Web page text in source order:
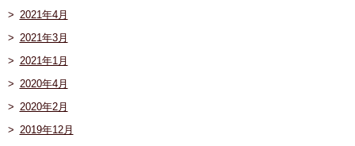
2021年4月
2021年3月
2021年1月
2020年4月
2020年2月
2019年12月